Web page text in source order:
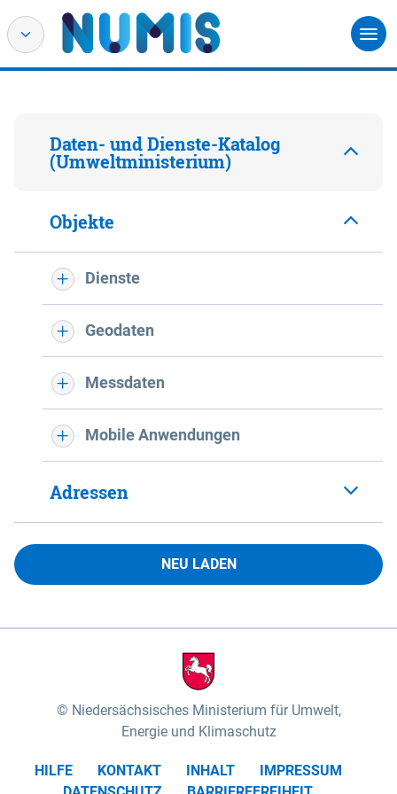
Daten- und Dienste-Katalog
(Umweltministerium)
Objekte
Dienste
Geodaten
Messdaten
Mobile Anwendungen
Adressen
NEU LADEN
Niedersächsisches Ministerium für Umwelt,
Energie und Klimaschutz
HILFE KONTAKT INHALT
IMPRESSUM